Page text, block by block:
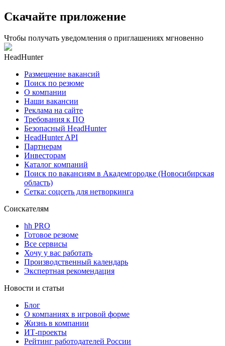
Скачайте приложение
Чтобы получать уведомления о приглашениях мгновенно
HeadHunter
Размещение вакансий
Поиск по резюме
О компании
Наши вакансии
Реклама на сайте
Требования к ПО
Безопасный HeadHunter
HeadHunter API
Партнерам
Инвесторам
Каталог компаний
Поиск по вакансиям в Академгородке (Новосибирская
область)
Сетка: соцсеть для нетворкинга
Соискателям
hh PRO
Готовое резюме
Все сервисы
Хочу у вас работать
Производственный календарь
Экспертная рекомендация
Новости и статьи
Блог
О компаниях в игровой форме
Жизнь в компании
ИТ-проекты
Рейтинг работодателей России